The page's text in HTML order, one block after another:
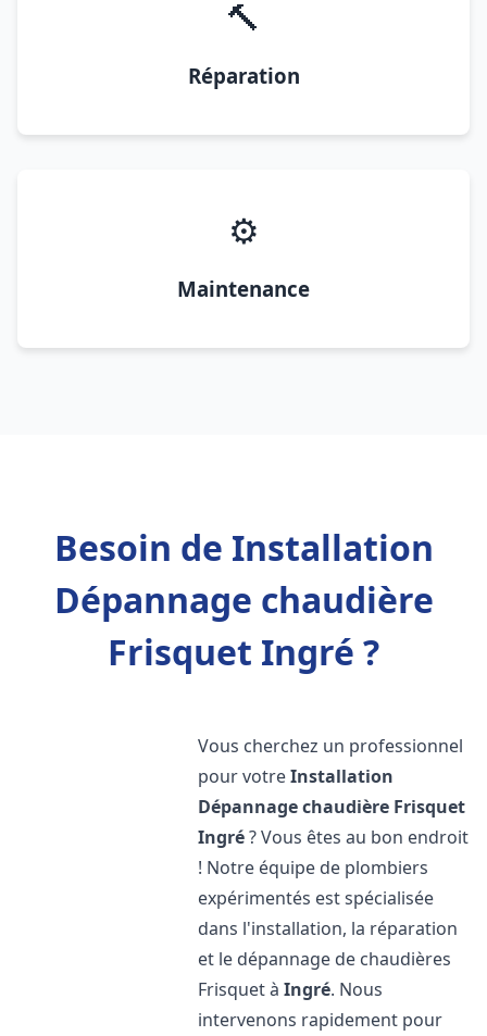
🔨
Réparation
⚙️
Maintenance
Besoin de Installation
Dépannage chaudière
Frisquet Ingré ?
Vous cherchez un professionnel
pour votreInstallation
Dépannage chaudière Frisquet
Ingré? Vous êtes au bon endroit
! Notre équipe de plombiers
expérimentés est spécialisée
dans l'installation, la réparation
et le dépannage de chaudières
Frisquet àIngré. Nous
intervenons rapidement pour